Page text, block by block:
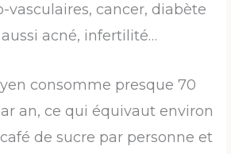
vasculaires, cancer, diabète
acné, infertilité…
consomme presque 70
an, ce qui équivaut environ
de sucre par personne et